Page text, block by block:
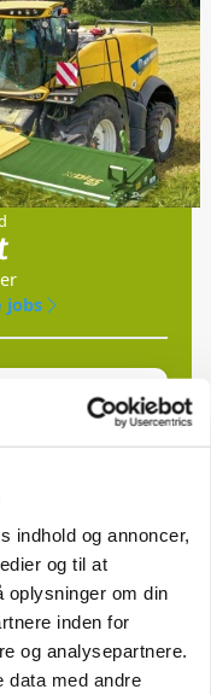
indhold og annoncer,
og til at
oplysninger om din
inden for
og analysepartnere.
data med andre
jobs
/
NY
til